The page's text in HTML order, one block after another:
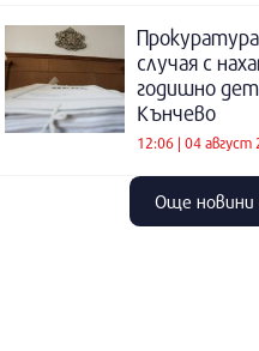
случая с
годишно
Кънчево
12:06 | 04 август
Още новини